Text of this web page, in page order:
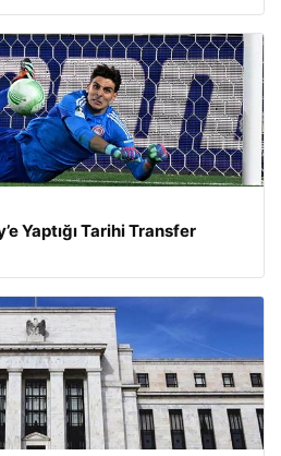
Yaptığı Tarihi Transfer